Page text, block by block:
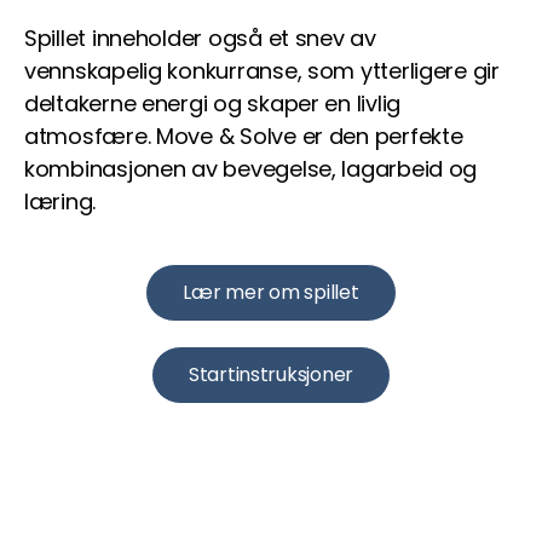
Spillet inneholder også et snev av
vennskapelig konkurranse, som ytterligere gir
deltakerne energi og skaper en livlig
atmosfære. Move & Solve er den perfekte
kombinasjonen av bevegelse, lagarbeid og
læring.
Lær mer om spillet
Startinstruksjoner